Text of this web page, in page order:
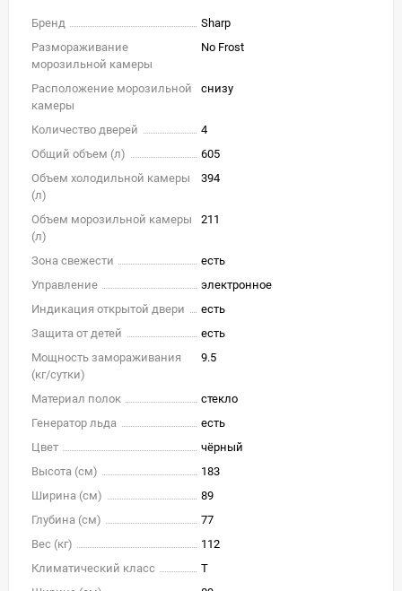
Бренд
Sharp
Размораживание
морозильной камеры
No Frost
Расположение морозильной
камеры
снизу
Количество дверей
4
Общий объем (л)
605
Объем холодильной камеры
(л)
394
Объем морозильной камеры
(л)
211
Зона свежести
есть
Управление
электронное
Индикация открытой двери
есть
Защита от детей
есть
Мощность замораживания
(кг/cутки)
9.5
Материал полок
стекло
Генератор льда
есть
Цвет
чёрный
Высота (см)
183
Ширина (см)
89
Глубина (см)
77
Вес (кг)
112
Климатический класс
T